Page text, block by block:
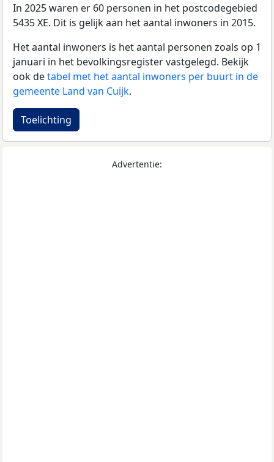
In 2025 waren er 60 personen in het postcodegebied
5435 XE. Dit is gelijk aan het aantal inwoners in 2015.
Het aantal inwoners is het aantal personen zoals op 1
januari in het bevolkingsregister vastgelegd. Bekijk
ook detabel met het aantal inwoners per buurt in de
gemeente Land van Cuijk.
Toelichting
Advertentie: